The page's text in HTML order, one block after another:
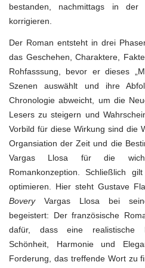
bestanden, nachmittags in
korrigieren.
Der Roman entsteht in drei
das Geschehen, Charaktere,
Rohfasssung, bevor er dieses
Szenen auswählt und ihre
Chronologie abweicht, um die
Lesers zu steigern und
Vorbild für diese Wirkung sind die
Organsiation der Zeit und die
Vargas Llosa für die
Romankonzeption. Schließlich
optimieren. Hier steht Gustave
BoveryVargas Llosa bei
begeistert: Der französische
dafür, dass eine realistische
Schönheit, Harmonie und
Forderung, das treffende Wort zu